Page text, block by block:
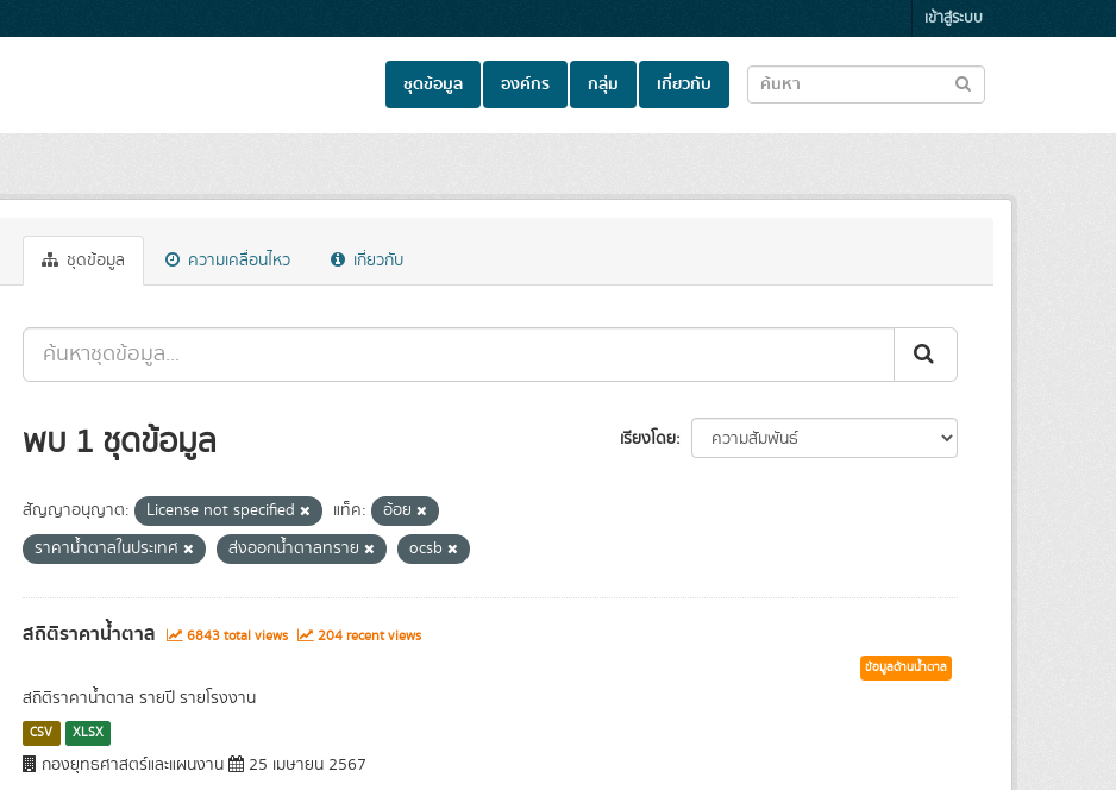
เข้าสู่ระบบ
ชุดข้อมูล องค์กร กลุ่ม เกี่ยวกับ
ชุดข้อมูล ความเคลื่อนไหว เกี่ยวกับ
เรียงโดย
พบ 1 ชุดข้อมูล
สัญญาอนุญาต: License not specified แท็ค:
อ้อย
ราคาน้ำตาลในประเทศ
ส่งออกน้ำตาลทราย ocsb
สถิติราคาน้ำตาล 6843 total views 204 recent views
ข้อมูลด้านน้ำตาล
สถิติราคาน้ำตาล รายปี รายโรงงาน
CSV XLSX
กองยุทธศาสตร์และแผนงาน 25 เมษายน 2567